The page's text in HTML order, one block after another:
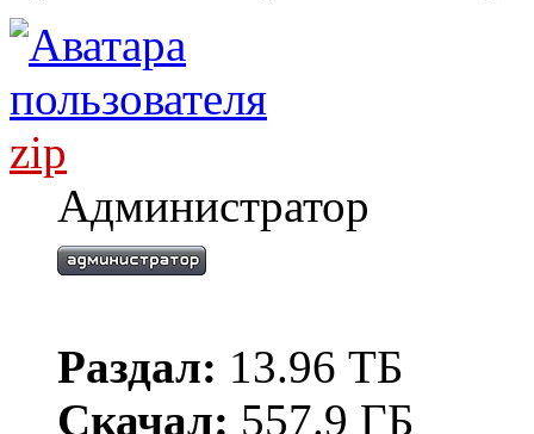
zip
Администратор
Раздал: 13.96 ТБ
Скачал: 557.9 ГБ